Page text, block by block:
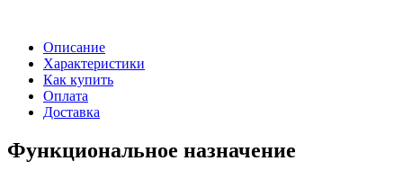
Описание
Характеристики
Как купить
Оплата
Доставка
Функциональное назначение